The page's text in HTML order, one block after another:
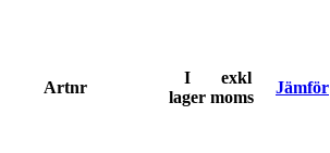
Artnr
I
lager
exkl
moms
Jämför